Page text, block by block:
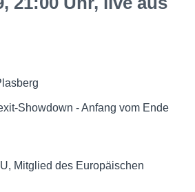
Showdown - Anfang vom Ende
Mitglied des Europäischen